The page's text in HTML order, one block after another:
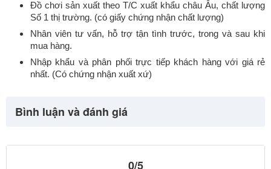
Đồ chơi sản xuất theo T/C xuất khẩu châu Âu, chất lượng
Số 1 thị trường. (có giấy chứng nhận chất lượng)
Nhân viên tư vấn, hỗ trợ tận tình trước, trong và sau khi
mua hàng.
Nhập khẩu và phân phối trực tiếp khách hàng với giá rẻ
nhất. (Có chứng nhận xuất xứ)
Bình luận và đánh giá
0/5